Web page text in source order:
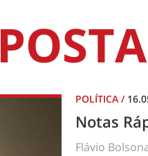
POLÍTICA /
Notas
Flávio